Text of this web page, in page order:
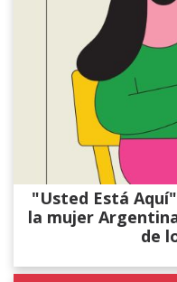
"Usted Está
la mujer
de